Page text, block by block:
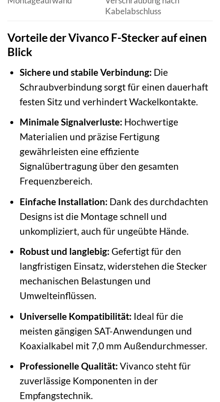
Kabelabschluss
Vorteile der Vivanco F-Stecker auf einen
Blick
Sichere und stabile Verbindung: Die
Schraubverbindung sorgt für einen dauerhaft
festen Sitz und verhindert Wackelkontakte.
Minimale Signalverluste: Hochwertige
Materialien und präzise Fertigung
gewährleisten eine effiziente
Signalübertragung über den gesamten
Frequenzbereich.
Einfache Installation: Dank des durchdachten
Designs ist die Montage schnell und
unkompliziert, auch für ungeübte Hände.
Robust und langlebig: Gefertigt für den
langfristigen Einsatz, widerstehen die Stecker
mechanischen Belastungen und
Umwelteinflüssen.
Universelle Kompatibilität: Ideal für die
meisten gängigen SAT-Anwendungen und
Koaxialkabel mit 7,0 mm Außendurchmesser.
Professionelle Qualität: Vivanco steht für
zuverlässige Komponenten in der
Empfangstechnik.